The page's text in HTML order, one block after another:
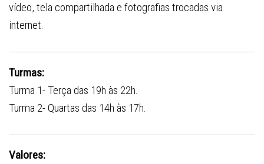
vídeo, tela compartilhada e fotografias trocadas via
internet.
Turmas:
Turma 1- Terça das 19h às 22h.
Turma 2- Quartas das 14h às 17h.
Valores: